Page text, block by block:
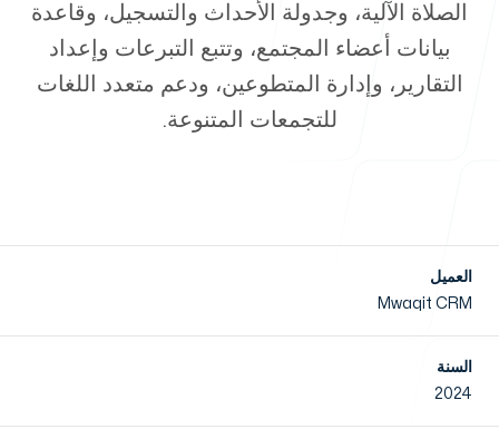
طريقة العمل
تواصل معنا
الصلاة الآلية، وجدولة الأحداث والتسجيل، وقاعدة
بيانات أعضاء المجتمع، وتتبع التبرعات وإعداد
التقارير، وإدارة المتطوعين، ودعم متعدد اللغات
للتجمعات المتنوعة.
العميل
Mwaqit CRM
السنة
2024